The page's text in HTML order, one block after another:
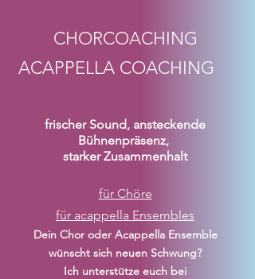
CHORCOACHING
ACAPPELLA COACHING
frischer Sound, ansteckende
Bühnenpräsenz,
starker Zusammenhalt
für Chöre
für acappella Ensembles​
Dein Chor oder Acappella Ensemble
wünscht sich neuen Schwung?
Ich unterstütze euch bei